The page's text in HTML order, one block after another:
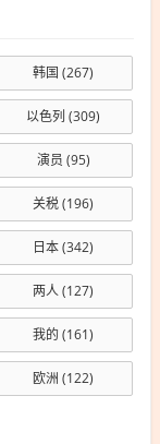
韩国 (267)
以色列 (309)
演员 (95)
关税(196)
日本(342)
两人(127)
我的 (161)
欧洲 (122)